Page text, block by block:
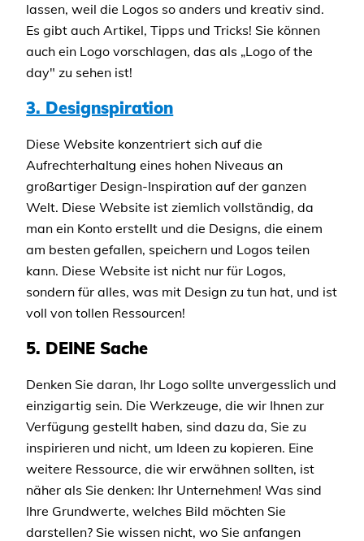
lassen, weil die Logos so anders und kreativ sind.
Es gibt auch Artikel, Tipps und Tricks! Sie können
auch ein Logo vorschlagen, das als „Logo of the
day" zu sehen ist!
3. Designspiration
Diese Website konzentriert sich auf die
Aufrechterhaltung eines hohen Niveaus an
großartiger Design-Inspiration auf der ganzen
Welt. Diese Website ist ziemlich vollständig, da
man ein Konto erstellt und die Designs, die einem
am besten gefallen, speichern und Logos teilen
kann. Diese Website ist nicht nur für Logos,
sondern für alles, was mit Design zu tun hat, und ist
voll von tollen Ressourcen!
5. DEINE Sache
Denken Sie daran, Ihr Logo sollte unvergesslich und
einzigartig sein. Die Werkzeuge, die wir Ihnen zur
Verfügung gestellt haben, sind dazu da, Sie zu
inspirieren und nicht, um Ideen zu kopieren. Eine
weitere Ressource, die wir erwähnen sollten, ist
näher als Sie denken: Ihr Unternehmen! Was sind
Ihre Grundwerte, welches Bild möchten Sie
darstellen? Sie wissen nicht, wo Sie anfangen